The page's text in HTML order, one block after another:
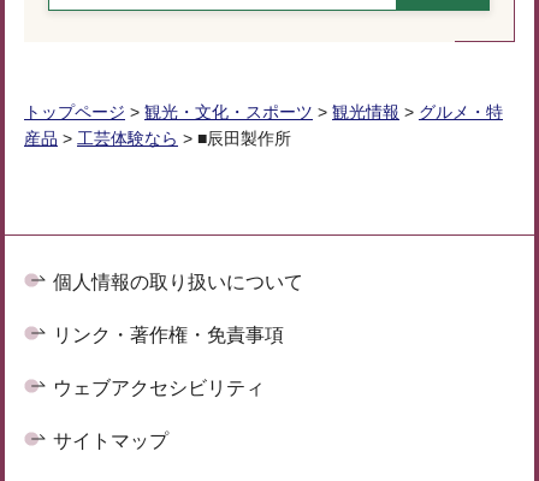
トップページ > 観光・文化・スポーツ > 観光情報 > グルメ・特
産品 > 工芸体験なら > ■辰田製作所
個人情報の取り扱いについて
リンク・著作権・免責事項
ウェブアクセシビリティ
サイトマップ